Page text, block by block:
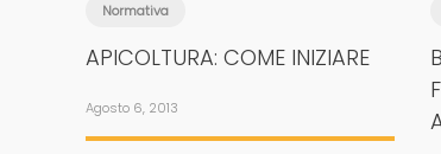
Normativa
APICOLTURA: COME INIZIARE
Agosto 6, 2013